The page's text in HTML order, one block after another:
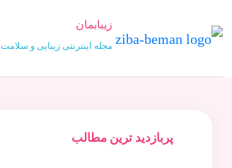
زیبابمان
مجله اینترنتی زیبایی و سلامت
پربازدید ترین مطالب